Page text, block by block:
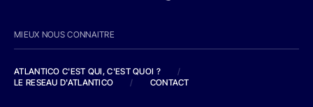
MIEUX NOUS CONNAITRE
ATLANTICO C'EST QUI, C'EST QUOI ?
/
LE RESEAU D'ATLANTICO
/ CONTACT